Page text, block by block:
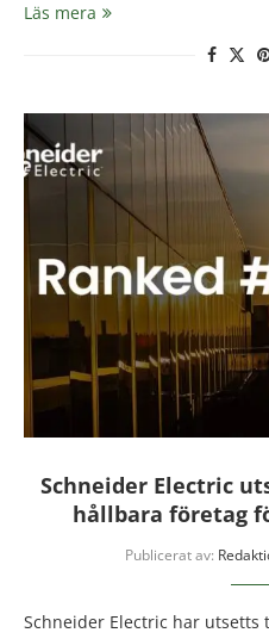
Läs mera
Schneider Electric
hållbara företag
Publicerat av:
Schneider Electric har